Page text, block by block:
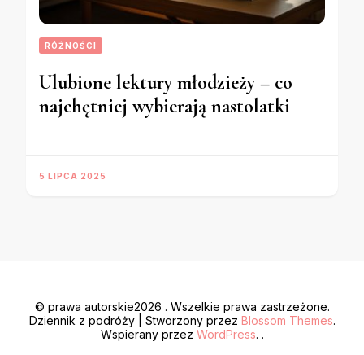
RÓŻNOŚCI
Ulubione lektury młodzieży – co
najchętniej wybierają nastolatki
5 LIPCA 2025
© prawa autorskie2026 . Wszelkie prawa zastrzeżone.
Dziennik z podróży | Stworzony przez Blossom Themes.
Wspierany przez WordPress. .